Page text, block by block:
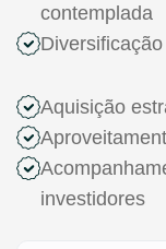
contemplada
Aquisição
investidores